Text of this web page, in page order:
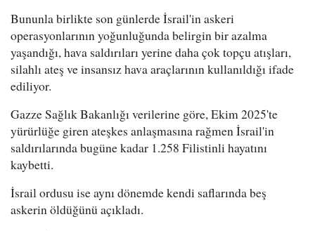
Bununla birlikte son günlerde İsrail'in askeri
operasyonlarının yoğunluğunda belirgin bir azalma
yaşandığı, hava saldırıları yerine daha çok topçu atışları,
silahlı ateş ve insansız hava araçlarının kullanıldığı ifade
ediliyor.
Gazze Sağlık Bakanlığı verilerine göre, Ekim 2025'te
yürürlüğe giren ateşkes anlaşmasına rağmen İsrail'in
saldırılarında bugüne kadar 1.258 Filistinli hayatını
kaybetti.
İsrail ordusu ise aynı dönemde kendi saflarında beş
askerin öldüğünü açıkladı.